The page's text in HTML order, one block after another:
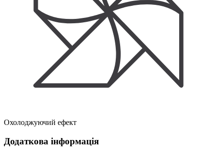
Охолоджуючий ефект
Додаткова інформація